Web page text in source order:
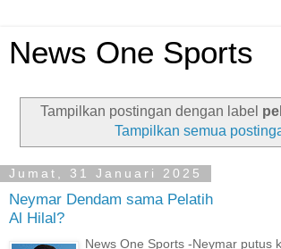
News One Sports
Tampilkan postingan dengan label
Tampilkan semua
Jumat, 31 Januari 2025
Neymar Dendam sama Pelatih
Al Hilal?
News One Sports -Neymar putus